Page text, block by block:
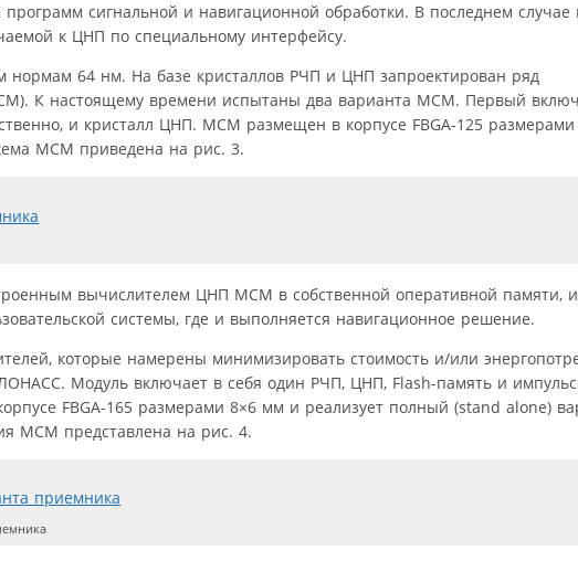
сигнальной и навигационной обработки. В последнем
к ЦНП по специальному интерфейсу.
нормам 64 нм. На базе кристаллов РЧП и ЦНП запроектирован ряд
К настоящему времени испытаны два варианта МСМ. Первый
и кристалл ЦНП. МСМ размещен в корпусе FBGA-125
МСМ приведена на рис. 3.
вычислителем ЦНП МСМ в собственной оперативной памяти,
системы, где и выполняется навигационное решение.
которые намерены минимизировать стоимость и/или
Модуль включает в себя один РЧП, ЦНП, Flash-память и
FBGA-165 размерами 8×6 мм и реализует полный (stand alone)
МСМ представлена на рис. 4.